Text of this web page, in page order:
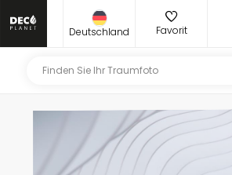
Deutschland Favorit